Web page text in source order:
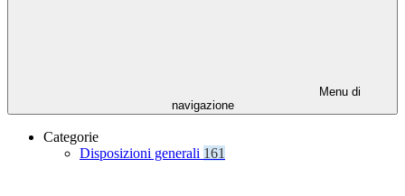
Menu di
navigazione
Categorie
Disposizioni generali 161